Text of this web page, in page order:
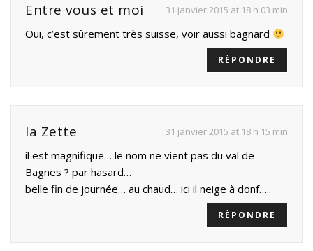
Entre vous et moi 31 janvier 2015 at 18 h 03 min
Oui, c’est sûrement très suisse, voir aussi bagnard
RÉPONDRE
la Zette 31 janvier 2015 at 18 h 15 min
il est magnifique… le nom ne vient pas du val de
Bagnes ? par hasard…
belle fin de journée… au chaud… ici il neige à donf…..
RÉPONDRE